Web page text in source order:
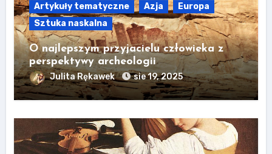
Artykuły tematyczne
Azja
Europa
Sztuka naskalna
O najlepszym przyjacielu człowieka z
perspektywy archeologii
Julita Rękawek sie 19, 2025